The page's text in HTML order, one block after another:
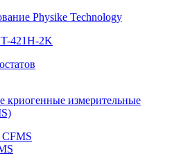
Physike Technology
421H-2K
криогенные измерительные